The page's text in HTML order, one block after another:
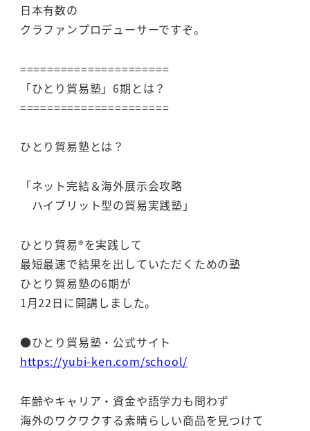
日本有数の
クラファンプロデューサーですぞ。
======================
「ひとり貿易塾」6期とは？
======================
ひとり貿易塾とは？
「ネット完結＆海外展示会攻略
ハイブリット型の貿易実践塾」
ひとり貿易®を実践して
最短最速で結果を出していただくための塾
ひとり貿易塾の6期が
1月22日に開講しました。
●ひとり貿易塾・公式サイト
https://yubi-ken.com/school/
年齢やキャリア・資金や語学力も問わず
海外のワクワクする素晴らしい商品を見つけて